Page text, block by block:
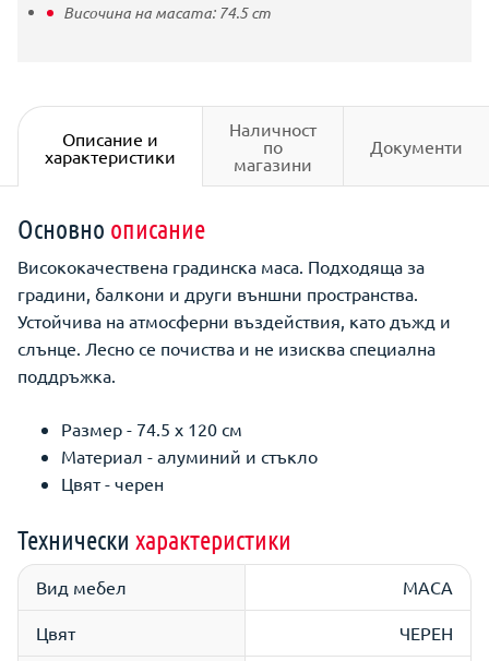
Височина на масата: 74.5cm
Описание и
характеристики
Наличност
по
магазини
Документи
Основно описание
Висококачествена градинска маса. Подходяща за
градини, балкони и други външни пространства.
Устойчива на атмосферни въздействия, като дъжд и
слънце. Лесно се почиства и не изисква специална
поддръжка.
Размер - 74.5 х 120 см
Материал - алуминий и стъкло
Цвят - черен
Технически характеристики
Вид мебел МАСА
Цвят ЧЕРЕН